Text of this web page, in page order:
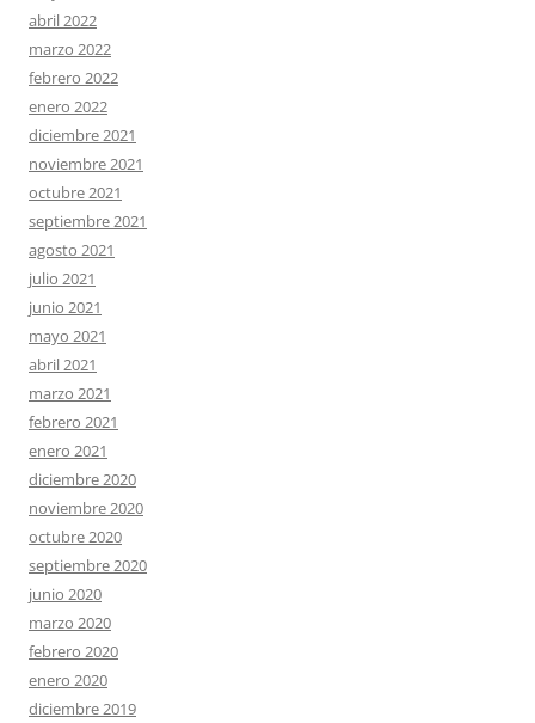
abril 2022
marzo 2022
febrero 2022
enero 2022
diciembre 2021
noviembre 2021
octubre 2021
septiembre 2021
agosto 2021
julio 2021
junio 2021
mayo 2021
abril 2021
marzo 2021
febrero 2021
enero 2021
diciembre 2020
noviembre 2020
octubre 2020
septiembre 2020
junio 2020
marzo 2020
febrero 2020
enero 2020
diciembre 2019